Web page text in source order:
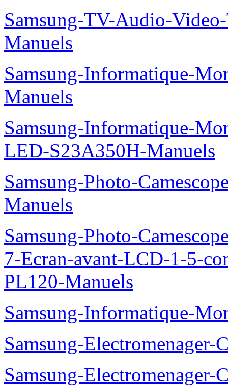
Samsung-TV-Audio-
Manuels
Samsung-Informatique-
Manuels
Samsung-Informatique-
LED-S23A350H-Manuels
Samsung-Photo-
Manuels
Samsung-Photo-
7-Ecran-avant-LCD-1-5-
PL120-Manuels
Samsung-Informatique-
Samsung-
Samsung-Electromenager-